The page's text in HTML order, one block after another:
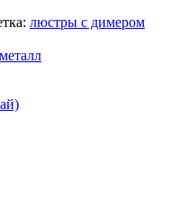
люстры с димером
металл